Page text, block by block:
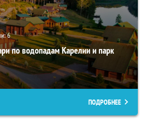
6
по водопадам Карелии и парк
ПОДРОБНЕЕ